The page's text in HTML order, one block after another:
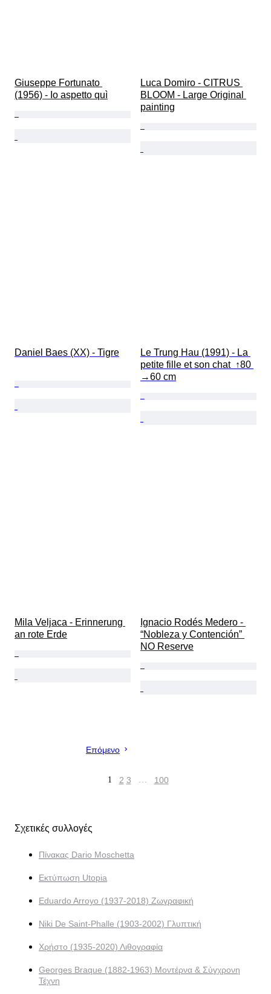
Giuseppe Fortunato
(1956) - Io aspetto quì
Luca Domiro - CITRUS
BLOOM - Large Original
painting
Daniel Baes (XX) - Tigre
Le Trung Hau (1991) - La
petite fille et son chat  ↑80
→60 cm
Mila Veljaca - Erinnerung
an rote Erde
Ignacio Rodés Medero -
“Nobleza y Contención”
NO Reserve
Επόμενο
1 2 3 … 100
Σχετικές συλλογές
Πίνακας Dario Moschetta
Εκτύπωση Utopia
Eduardo Arroyo (1937-2018) Ζωγραφική
Niki De Saint-Phalle (1903-2002) Γλυπτική
Χρήστο (1935-2020) Λιθογραφία
Georges Braque (1882-1963) Μοντέρνα & Σύγχρονη
Τέχνη